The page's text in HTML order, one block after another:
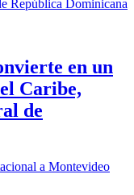
en un
Caribe,
de